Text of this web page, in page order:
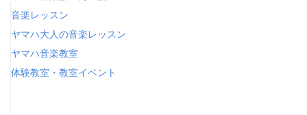
音楽レッスン
ヤマハ大人の音楽レッスン
ヤマハ音楽教室
体験教室・教室イベント